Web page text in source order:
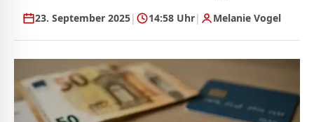
23. September 2025| 14:58 Uhr| Melanie Vogel